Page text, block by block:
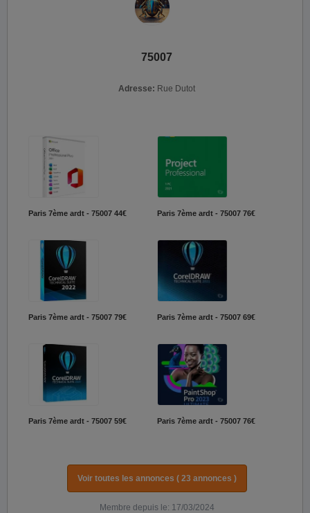
75007
Adresse: Rue Dutot
Paris 7ème ardt - 75007 44€ Paris 7ème ardt - 75007 76€
Paris 7ème ardt - 75007 79€ Paris 7ème ardt - 75007 69€
Paris 7ème ardt - 75007 59€ Paris 7ème ardt - 75007 76€
Voir toutes les annonces ( 23 annonces )
Membre depuis le: 17/03/2024